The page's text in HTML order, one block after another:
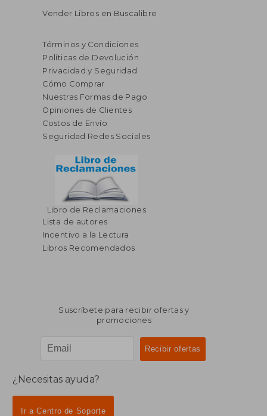
40%
dcto.
$ 57.06
Vender Libros en Buscalibre
Términos y Condiciones
Políticas de Devolución
Privacidad y Seguridad
Cómo Comprar
Nuestras Formas de Pago
Opiniones de Clientes
Costos de Envío
Seguridad Redes Sociales
Libro de Reclamaciones
Lista de autores
Incentivo a la Lectura
Libros Recomendados
Suscríbete para recibir ofertas y
promociones
¿Necesitas ayuda?
Ir a Centro de Soporte